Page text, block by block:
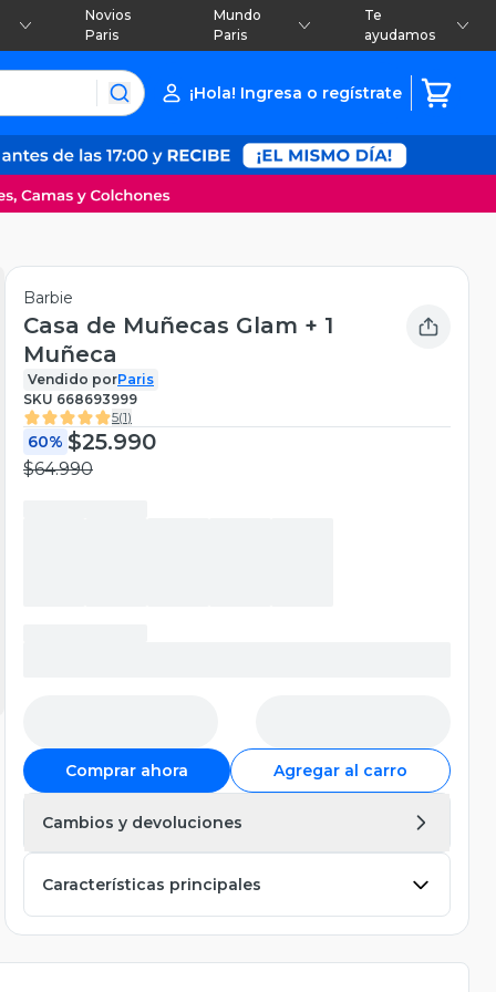
Novios
Paris
Mundo
Paris
Te
ayudamos
¡Hola! Ingresa o regístrate
Barbie
Casa de Muñecas Glam + 1
Muñeca
Vendido porParis
SKU 668693999
5(1)
60% $25.990
$64.990
Comprar ahora Agregar al carro
Cambios y devoluciones
Características principales